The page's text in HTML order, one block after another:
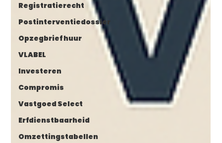
Registratierecht
Postinterventiedossier
Opzegbrief huur
VLABEL
Investeren
Compromis
Vastgoed Select
Erfdienstbaarheid
Omzettingstabellen